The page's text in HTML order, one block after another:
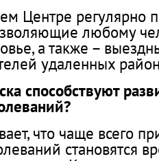
Центре регулярно
любому
а также –
удаленных
способствуют
что чаще всего
становятся